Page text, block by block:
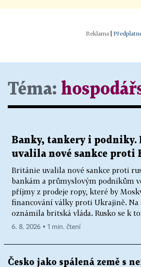
Téma:
Banky, tankery i podniky.
uvalila nové sankce proti
Británie uvalila nové sankce proti
bankám a průmyslovým podnikům
příjmy z prodeje ropy, které by
financování války proti Ukrajině. Na
oznámila britská vláda. Rusko se k
6. 8. 2026 ▪ 1 min. čtení
Česko jako spálená země s